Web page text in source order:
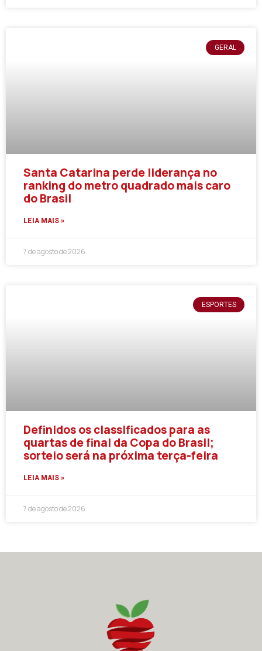
GERAL
Santa Catarina perde liderança no
ranking do metro quadrado mais caro
do Brasil
LEIA MAIS »
7 de agosto de 2026
ESPORTES
Definidos os classificados para as
quartas de final da Copa do Brasil;
sorteio será na próxima terça-feira
LEIA MAIS »
7 de agosto de 2026